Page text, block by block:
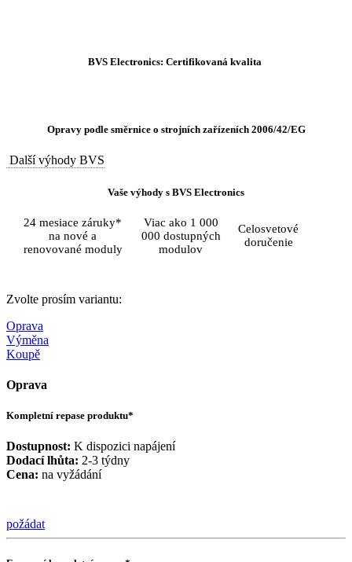
BVS Electronics: Certifikovaná kvalita
Opravy podle směrnice o strojních zařízeních 2006/42/EG
Další výhody BVS
Vaše výhody s BVS Electronics
24 mesiace záruky*
na nové a
renovované moduly
Viac ako 1 000
000 dostupných
modulov
Celosvetové
doručenie
Zvolte prosím variantu:
Oprava
Výměna
Koupě
Oprava
Kompletní repase produktu*
Dostupnost: K dispozici napájení
Dodací lhůta: 2-3 týdny
Cena: na vyžádání
požádat